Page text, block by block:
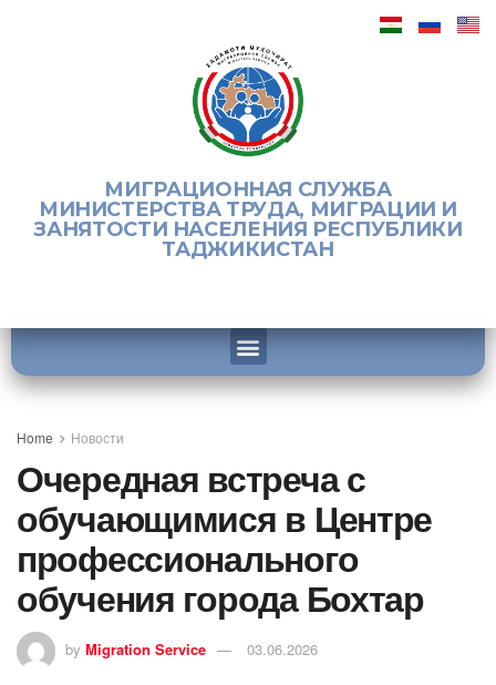
МИГРАЦИОННАЯ СЛУЖБА
МИНИСТЕРСТВА ТРУДА, МИГРАЦИИ И
ЗАНЯТОСТИ НАСЕЛЕНИЯ РЕСПУБЛИКИ
ТАДЖИКИСТАН
Home Новости
Очередная встреча с
обучающимися в Центре
профессионального
обучения города Бохтар
by Migration Service 03.06.2026